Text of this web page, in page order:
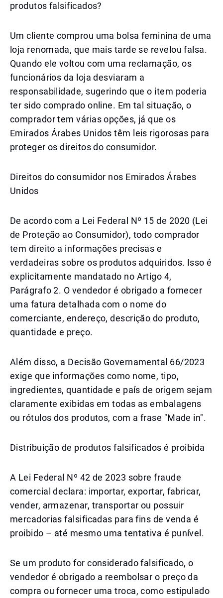
produtos falsificados?
Um cliente comprou uma bolsa feminina de uma
loja renomada, que mais tarde se revelou falsa.
Quando ele voltou com uma reclamação, os
funcionários da loja desviaram a
responsabilidade, sugerindo que o item poderia
ter sido comprado online. Em tal situação, o
comprador tem várias opções, já que os
Emirados Árabes Unidos têm leis rigorosas para
proteger os direitos do consumidor.
Direitos do consumidor nos Emirados Árabes
Unidos
De acordo com a Lei Federal Nº 15 de 2020 (Lei
de Proteção ao Consumidor), todo comprador
tem direito a informações precisas e
verdadeiras sobre os produtos adquiridos. Isso é
explicitamente mandatado no Artigo 4,
Parágrafo 2. O vendedor é obrigado a fornecer
uma fatura detalhada com o nome do
comerciante, endereço, descrição do produto,
quantidade e preço.
Além disso, a Decisão Governamental 66/2023
exige que informações como nome, tipo,
ingredientes, quantidade e país de origem sejam
claramente exibidas em todas as embalagens
ou rótulos dos produtos, com a frase "Made in".
Distribuição de produtos falsificados é proibida
A Lei Federal Nº 42 de 2023 sobre fraude
comercial declara: importar, exportar, fabricar,
vender, armazenar, transportar ou possuir
mercadorias falsificadas para fins de venda é
proibido – até mesmo uma tentativa é punível.
Se um produto for considerado falsificado, o
vendedor é obrigado a reembolsar o preço da
compra ou fornecer uma troca, como estipulado